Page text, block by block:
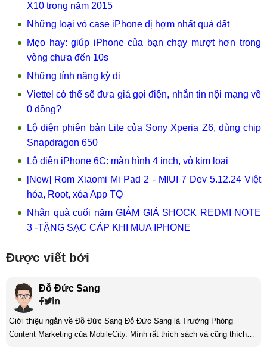
X10 trong năm 2015
Những loại vỏ case iPhone dị hợm nhất quả đất
Mẹo hay: giúp iPhone của bạn chạy mượt hơn trong
vòng chưa đến 10s
Những tính năng kỳ dị
Viettel có thể sẽ đưa giá gọi điện, nhắn tin nội mạng về
0 đồng?
Lộ diện phiên bản Lite của Sony Xperia Z6, dùng chip
Snapdragon 650
Lộ diện iPhone 6C: màn hình 4 inch, vỏ kim loại
[New] Rom Xiaomi Mi Pad 2 - MIUI 7 Dev 5.12.24 Việt
hóa, Root, xóa App TQ
Nhận quà cuối năm GIẢM GIÁ SHOCK REDMI NOTE
3 -TẶNG SẠC CÁP KHI MUA IPHONE
Được viết bởi
Đỗ Đức Sang
Giới thiệu ngắn về Đỗ Đức Sang Đỗ Đức Sang là Trưởng Phòng
Content Marketing của MobileCity. Mình rất thích sách và cũng thích